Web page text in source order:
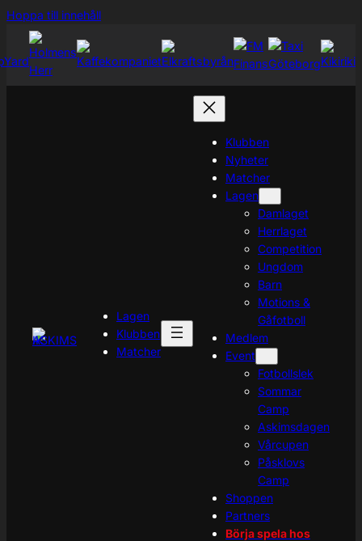
Hoppa till innehållHoppa
Lagen
Klubben
Matcher
Klubben
Nyheter
Matcher
Lagen
Damlaget
Herrlaget
Competition
Ungdom
Barn
Motions &
Gåfotboll
Medlem
Event
Fotbollslek
Sommar
Camp
Askimsdagen
Vårcupen
Påsklovs
Camp
Shoppen
Partners
Börja spela hos